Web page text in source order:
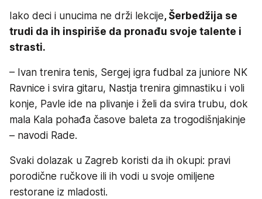
Iako deci i unucima ne drži lekcije, Šerbedžija se
trudi da ih inspiriše da pronađu svoje talente i
strasti.
– Ivan trenira tenis, Sergej igra fudbal za juniore NK
Ravnice i svira gitaru, Nastja trenira gimnastiku i voli
konje, Pavle ide na plivanje i želi da svira trubu, dok
mala Kala pohađa časove baleta za trogodišnjakinje
– navodi Rade.
Svaki dolazak u Zagreb koristi da ih okupi: pravi
porodične ručkove ili ih vodi u svoje omiljene
restorane iz mladosti.